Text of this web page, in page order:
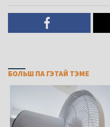
БОЛЬШ ПА ГЭТАЙ ТЭМЕ